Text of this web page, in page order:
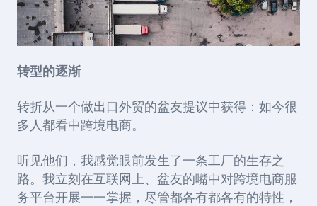
转型的逐渐
转折从一个做出口外贸的盆友提议中获得：如今很
多人都看中跨境电商。
听见他们，我感觉眼前发生了一条工厂的生存之
路。我立刻在互联网上、盆友的嘴中对跨境电商服
务平台开展一一掌握，尽管都各有都各有的特性，